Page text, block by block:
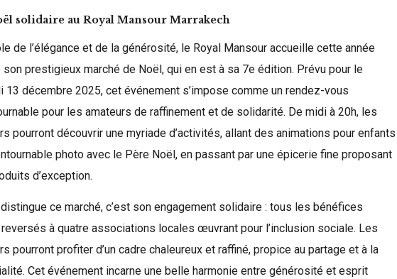
solidaire au Royal Mansour Marrakech
de l’élégance et de la générosité, le Royal Mansour accueille cette année
son prestigieux marché de Noël, qui en est à sa 7e édition. Prévu pour le
13 décembre 2025, cet événement s’impose comme un rendez-vous
pour les amateurs de raffinement et de solidarité. De midi à 20h, les
pourront découvrir une myriade d’activités, allant des animations pour enfants
photo avec le Père Noël, en passant par une épicerie fine proposant
d’exception.
ce marché, c’est son engagement solidaire : tous les bénéfices
à quatre associations locales œuvrant pour l’inclusion sociale. Les
pourront profiter d’un cadre chaleureux et raffiné, propice au partage et à la
Cet événement incarne une belle harmonie entre générosité et esprit